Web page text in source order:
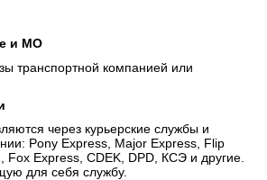
и МО
транспортной компанией или
через курьерские службы и
Pony Express, Major Express, Flip
Fox Express, CDEK, DPD, КСЭ и другие.
для себя службу.